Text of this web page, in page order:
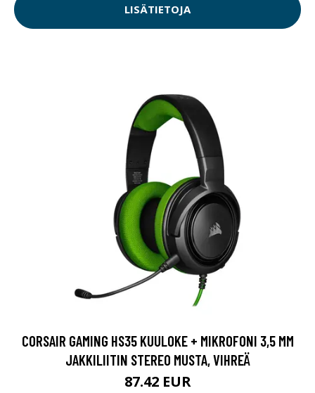
LISÄTIETOJA
CORSAIR GAMING HS35 KUULOKE + MIKROFONI 3,5 MM
JAKKILIITIN STEREO MUSTA, VIHREÄ
87.42 EUR